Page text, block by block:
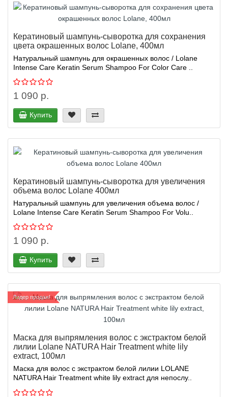
Кератиновый шампунь-сыворотка для сохранения
цвета окрашенных волос Lolane, 400мл
Натуральный шампунь для окрашенных волос / Lolane
Intense Care Keratin Serum Shampoo For Color Care ..
1 090 р.
Купить
Кератиновый шампунь-сыворотка для увеличения
объема волос Lolane 400мл
Натуральный шампунь для увеличения объема волос /
Lolane Intense Care Keratin Serum Shampoo For Volu..
1 090 р.
Купить
Лидер продаж!
Маска для выпрямления волос с экстрактом белой
лилии Lolane NATURA Hair Treatment white lily
extract, 100мл
Маска для волос с экстрактом белой лилии LOLANE
NATURA Hair Treatment white lily extract для непослу..